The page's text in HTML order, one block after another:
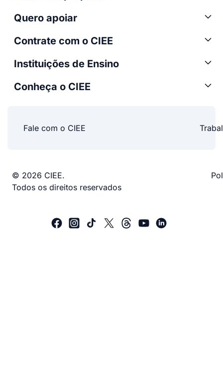
Quero apoiar
Contrate com o CIEE
Instituições de Ensino
Conheça o CIEE
Fale com o CIEE
© 2026 CIEE.
Todos os direitos reservados